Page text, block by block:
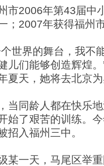
2006年第43届中
；2007年获得福州
界的舞台，我不
儿们能够创造辉煌
夏天，她将去北京
同龄人都在快乐地
始了艰苦的训练。
招入福州三中。
一天，马尾区举重